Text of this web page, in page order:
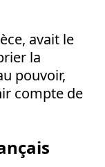
avait le
la
pouvoir,
compte de